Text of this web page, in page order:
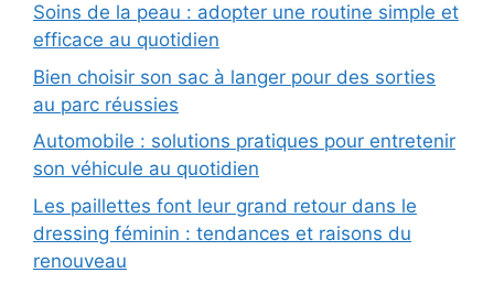
Soins de la peau : adopter une routine simple et
efficace au quotidien
Bien choisir son sac à langer pour des sorties
au parc réussies
Automobile : solutions pratiques pour entretenir
son véhicule au quotidien
Les paillettes font leur grand retour dans le
dressing féminin : tendances et raisons du
renouveau